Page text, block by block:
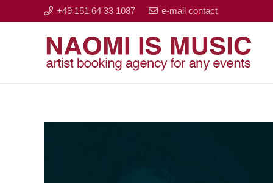
+49 151 64 33 1087 e-mail contact